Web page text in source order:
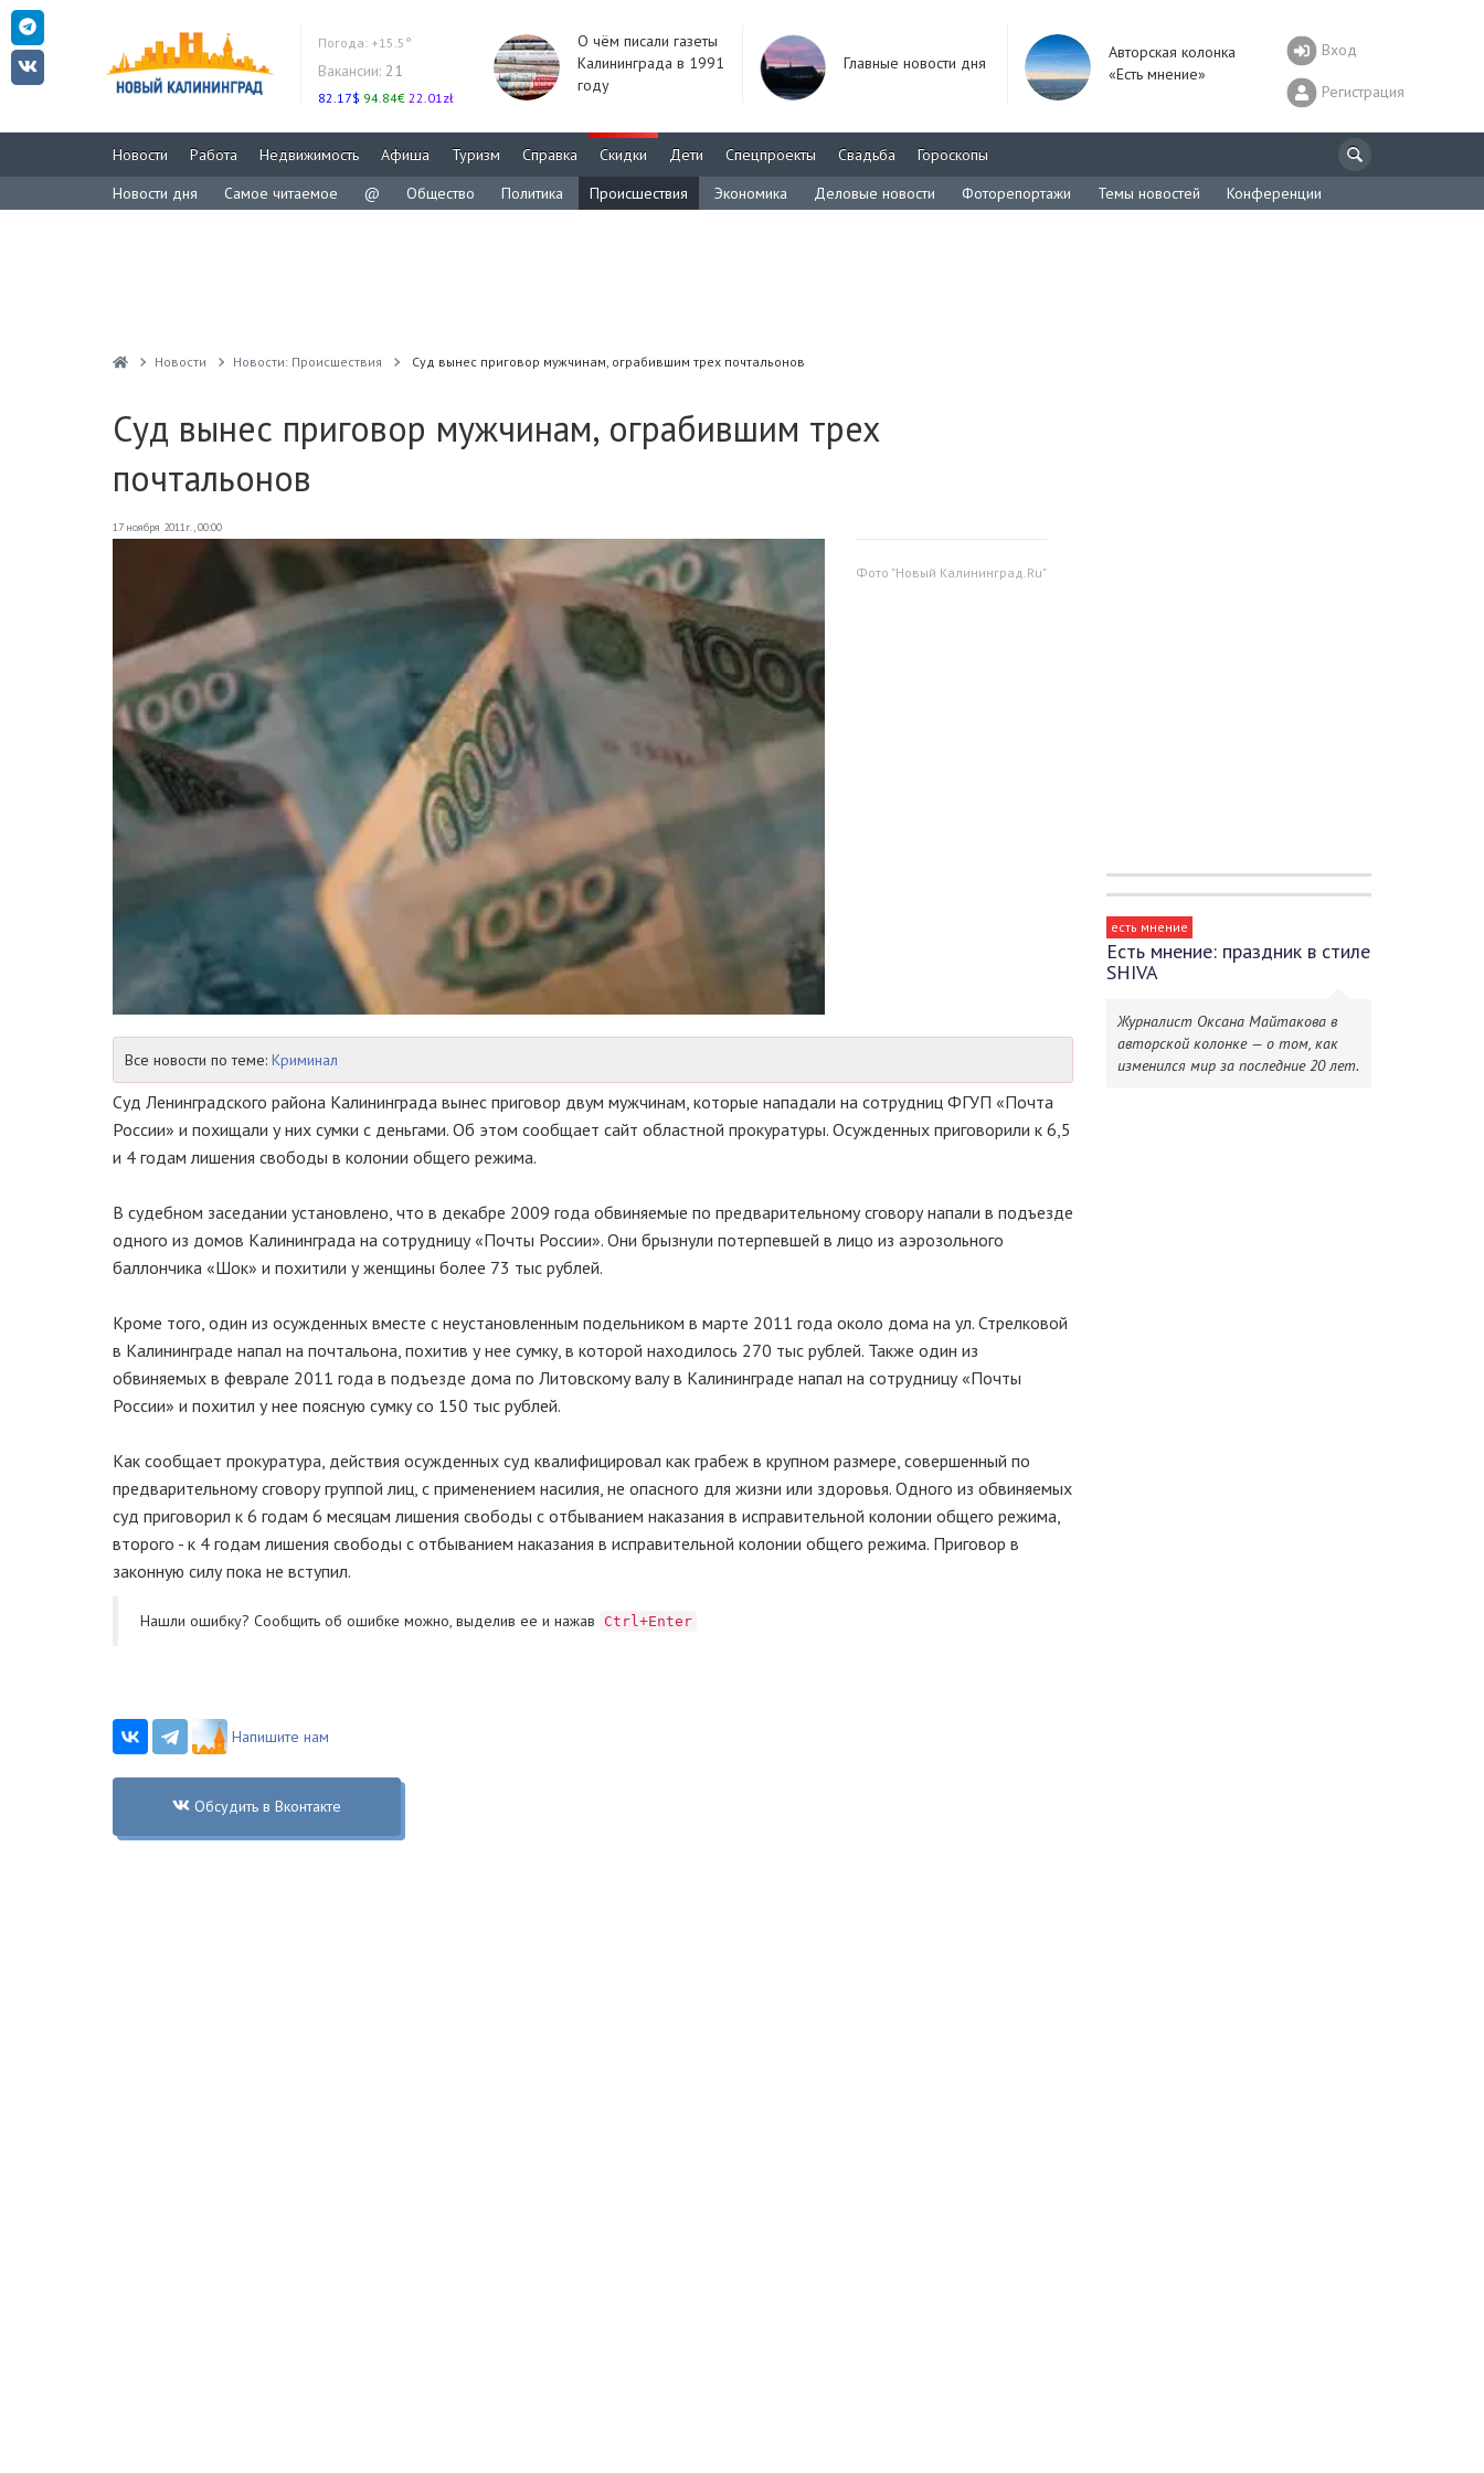
Погода: +15.5°
Вакансии: 21
82.17$ 94.84€ 22.01zł
О чём писали газеты
Калининграда в 1991
году
Главные новости дня
Авторская колонка
«Есть мнение»
Вход
Регистрация
Новости Работа Недвижимость Афиша Туризм Справка Скидки Дети Спецпроекты Свадьба
Гороскопы
Новости дня
Самое читаемое @ Общество Политика Происшествия Экономика Деловые новости Фоторепортажи Темы новостей Конференции
Новости Новости: Происшествия Суд вынес приговор мужчинам, ограбившим трех почтальонов
Суд вынес приговор мужчинам, ограбившим трех
почтальонов
17 ноября 2011г., 00:00
Фото "Новый Калининград.Ru"
Все новости по теме: Криминал
Суд Ленинградского района Калининграда вынес приговор двум мужчинам, которые нападали на сотрудниц ФГУП «Почта
России» и похищали у них сумки с деньгами. Об этом сообщает сайт областной прокуратуры. Осужденных приговорили к 6,5
и 4 годам лишения свободы в колонии общего режима.
В судебном заседании установлено, что в декабре 2009 года обвиняемые по предварительному сговору напали в подъезде
одного из домов Калининграда на сотрудницу «Почты России». Они брызнули потерпевшей в лицо из аэрозольного
баллончика «Шок» и похитили у женщины более 73 тыс рублей.
Кроме того, один из осужденных вместе с неустановленным подельником в марте 2011 года около дома на ул. Стрелковой
в Калининграде напал на почтальона, похитив у нее сумку, в которой находилось 270 тыс рублей. Также один из
обвиняемых в феврале 2011 года в подъезде дома по Литовскому валу в Калининграде напал на сотрудницу «Почты
России» и похитил у нее поясную сумку со 150 тыс рублей.
Как сообщает прокуратура, действия осужденных суд квалифицировал как грабеж в крупном размере, совершенный по
предварительному сговору группой лиц, с применением насилия, не опасного для жизни или здоровья. Одного из обвиняемых
суд приговорил к 6 годам 6 месяцам лишения свободы с отбыванием наказания в исправительной колонии общего режима,
второго - к 4 годам лишения свободы с отбыванием наказания в исправительной колонии общего режима. Приговор в
законную силу пока не вступил.
Нашли ошибку? Cообщить об ошибке можно, выделив ее и нажав Ctrl+Enter
Напишите нам
Обсудить в Вконтакте
есть мнение
Есть мнение: праздник в стиле
SHIVA
Журналист Оксана Майтакова в
авторской колонке — о том, как
изменился мир за последние 20 лет.